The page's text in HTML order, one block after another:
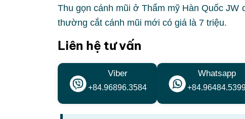
Thu gọn cánh mũi ở Thẩm mỹ Hàn Quốc JW
thường cắt cánh mũi mới có giá là 7 triệu.
Liên hệ tư vấn
Viber
+84.96896.3584
Whatsapp